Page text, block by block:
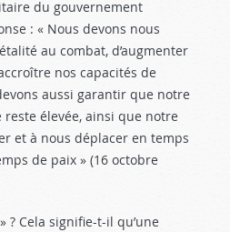
du gouvernement
: « Nous devons nous
au combat, d’augmenter
nos capacités de
aussi garantir que notre
reste élevée, ainsi que notre
et à nous déplacer en temps
de paix » (16 octobre
? Cela signifie-t-il qu’une